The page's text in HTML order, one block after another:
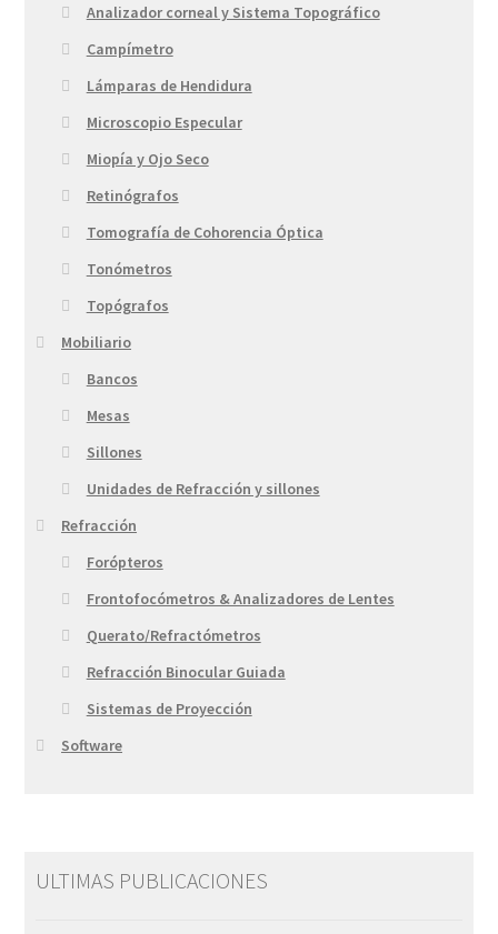
Analizador corneal y Sistema Topográfico
Campímetro
Lámparas de Hendidura
Microscopio Especular
Miopía y Ojo Seco
Retinógrafos
Tomografía de Cohorencia Óptica
Tonómetros
Topógrafos
Mobiliario
Bancos
Mesas
Sillones
Unidades de Refracción y sillones
Refracción
Forópteros
Frontofocómetros & Analizadores de Lentes
Querato/Refractómetros
Refracción Binocular Guiada
Sistemas de Proyección
Software
ULTIMAS PUBLICACIONES